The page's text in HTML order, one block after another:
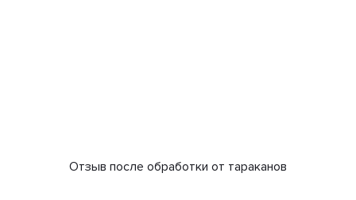
Отзыв после обработки от тараканов